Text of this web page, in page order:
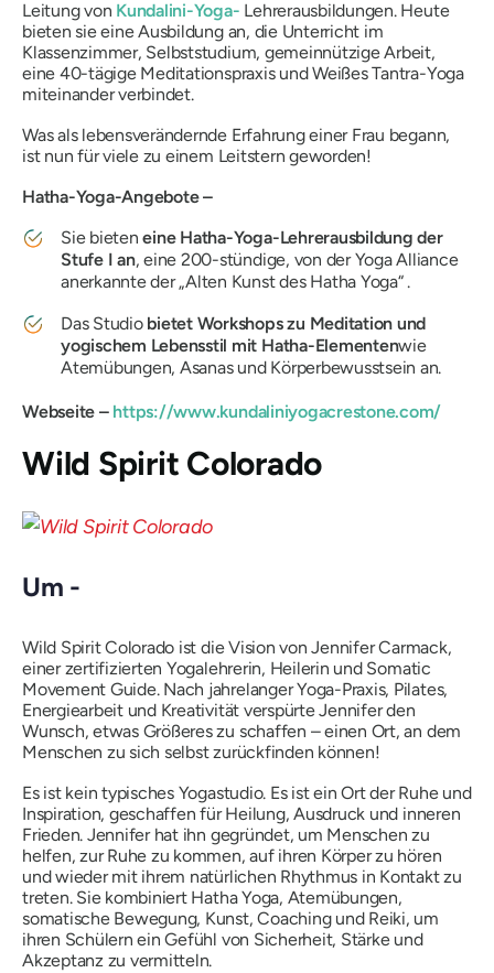
Leitung von Kundalini-Yoga- Lehrerausbildungen. Heute
bieten sie eine Ausbildung an, die Unterricht im
Klassenzimmer, Selbststudium, gemeinnützige Arbeit,
eine 40-tägige Meditationspraxis und Weißes Tantra-Yoga
miteinander verbindet.
Was als lebensverändernde Erfahrung einer Frau begann,
ist nun für viele zu einem Leitstern geworden!
Hatha-Yoga-Angebote –
Sie bieteneine Hatha-Yoga-Lehrerausbildung der
Stufe I an, eine 200-stündige, von der Yoga Alliance
anerkannteder „Alten Kunst des Hatha Yoga“.
Das Studio bietet Workshops zu Meditation und
yogischem Lebensstil mit Hatha-Elementenwie
Atemübungen, Asanas und Körperbewusstsein an.
Webseite – https://www.kundaliniyogacrestone.com/
Wild Spirit Colorado
Um -
Wild Spirit Colorado ist die Vision von Jennifer Carmack,
einer zertifizierten Yogalehrerin, Heilerin und Somatic
Movement Guide. Nach jahrelanger Yoga-Praxis, Pilates,
Energiearbeit und Kreativität verspürte Jennifer den
Wunsch, etwas Größeres zu schaffen – einen Ort, an dem
Menschen zu sich selbst zurückfinden können!
Es ist kein typisches Yogastudio. Es ist ein Ort der Ruhe und
Inspiration, geschaffen für Heilung, Ausdruck und inneren
Frieden. Jennifer hat ihn gegründet, um Menschen zu
helfen, zur Ruhe zu kommen, auf ihren Körper zu hören
und wieder mit ihrem natürlichen Rhythmus in Kontakt zu
treten. Sie kombiniert Hatha Yoga, Atemübungen,
somatische Bewegung, Kunst, Coaching und Reiki, um
ihren Schülern ein Gefühl von Sicherheit, Stärke und
Akzeptanz zu vermitteln.